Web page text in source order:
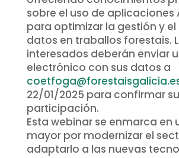
sobre el uso de aplicaciones
para optimizar la gestión y el
datos en traballos forestais.
interesados deberán enviar
electrónico con sus datos a
22/01/2025 para confirmar su
participación.
Esta webinar se enmarca en
mayor por modernizar el
adaptarlo a las nuevas